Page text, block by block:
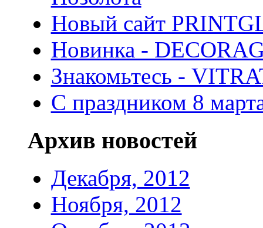
Новый сайт
Новинка -
Знакомьтесь -
С праздником 8
Архив новостей
Декабря, 2012
Ноября, 2012